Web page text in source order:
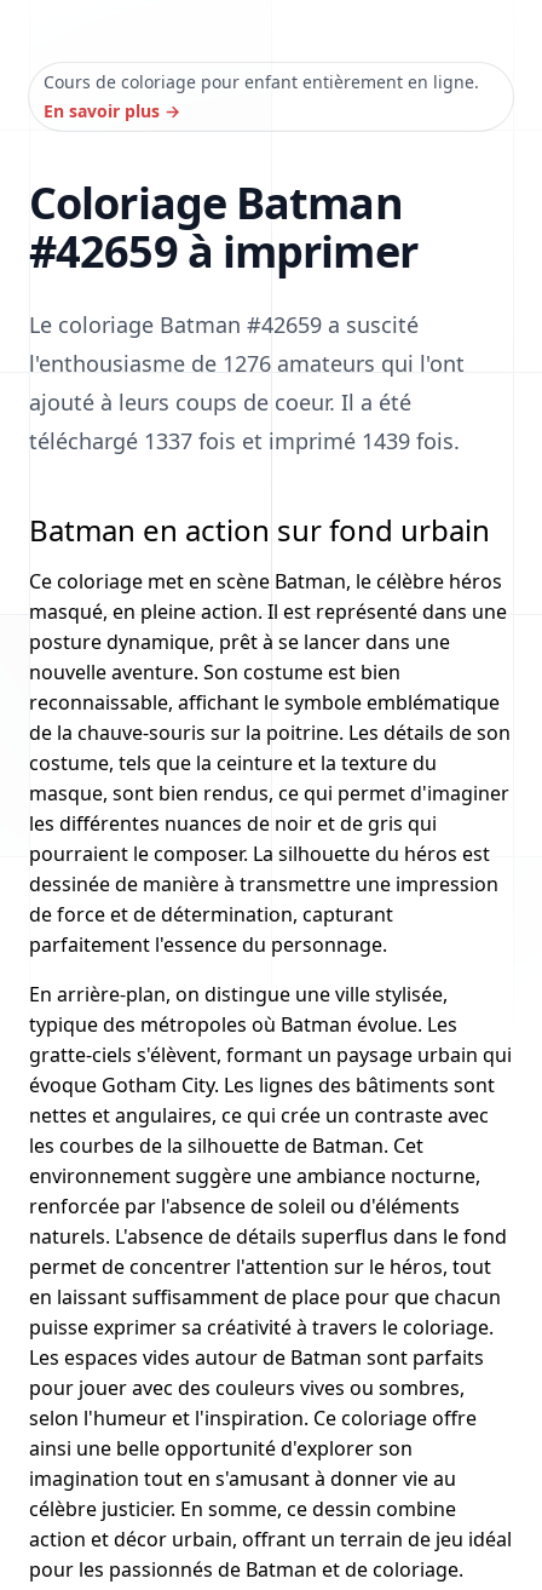
Cours de coloriage pour enfant entièrement en ligne.
En savoir plus →
Coloriage Batman
#42659 à imprimer
Le coloriage Batman #42659 a suscité
l'enthousiasme de 1276 amateurs qui l'ont
ajouté à leurs coups de coeur. Il a été
téléchargé 1337 fois et imprimé 1439 fois.
Batman en action sur fond urbain
Ce coloriage met en scène Batman, le célèbre héros
masqué, en pleine action. Il est représenté dans une
posture dynamique, prêt à se lancer dans une
nouvelle aventure. Son costume est bien
reconnaissable, affichant le symbole emblématique
de la chauve-souris sur la poitrine. Les détails de son
costume, tels que la ceinture et la texture du
masque, sont bien rendus, ce qui permet d'imaginer
les différentes nuances de noir et de gris qui
pourraient le composer. La silhouette du héros est
dessinée de manière à transmettre une impression
de force et de détermination, capturant
parfaitement l'essence du personnage.
En arrière-plan, on distingue une ville stylisée,
typique des métropoles où Batman évolue. Les
gratte-ciels s'élèvent, formant un paysage urbain qui
évoque Gotham City. Les lignes des bâtiments sont
nettes et angulaires, ce qui crée un contraste avec
les courbes de la silhouette de Batman. Cet
environnement suggère une ambiance nocturne,
renforcée par l'absence de soleil ou d'éléments
naturels. L'absence de détails superflus dans le fond
permet de concentrer l'attention sur le héros, tout
en laissant suffisamment de place pour que chacun
puisse exprimer sa créativité à travers le coloriage.
Les espaces vides autour de Batman sont parfaits
pour jouer avec des couleurs vives ou sombres,
selon l'humeur et l'inspiration. Ce coloriage offre
ainsi une belle opportunité d'explorer son
imagination tout en s'amusant à donner vie au
célèbre justicier. En somme, ce dessin combine
action et décor urbain, offrant un terrain de jeu idéal
pour les passionnés de Batman et de coloriage.